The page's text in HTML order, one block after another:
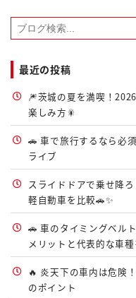
最近の投稿
🎆茨城の夏を満喫！
楽しみ方🎇
🚗 車で旅行するなら必
ライブ
スライドドアで乗せ降
軽自動車を比較🚗✨
🚗 車のタイミングベル
メリットと代表的な車
🔥 炎天下の車内は危険
のポイント